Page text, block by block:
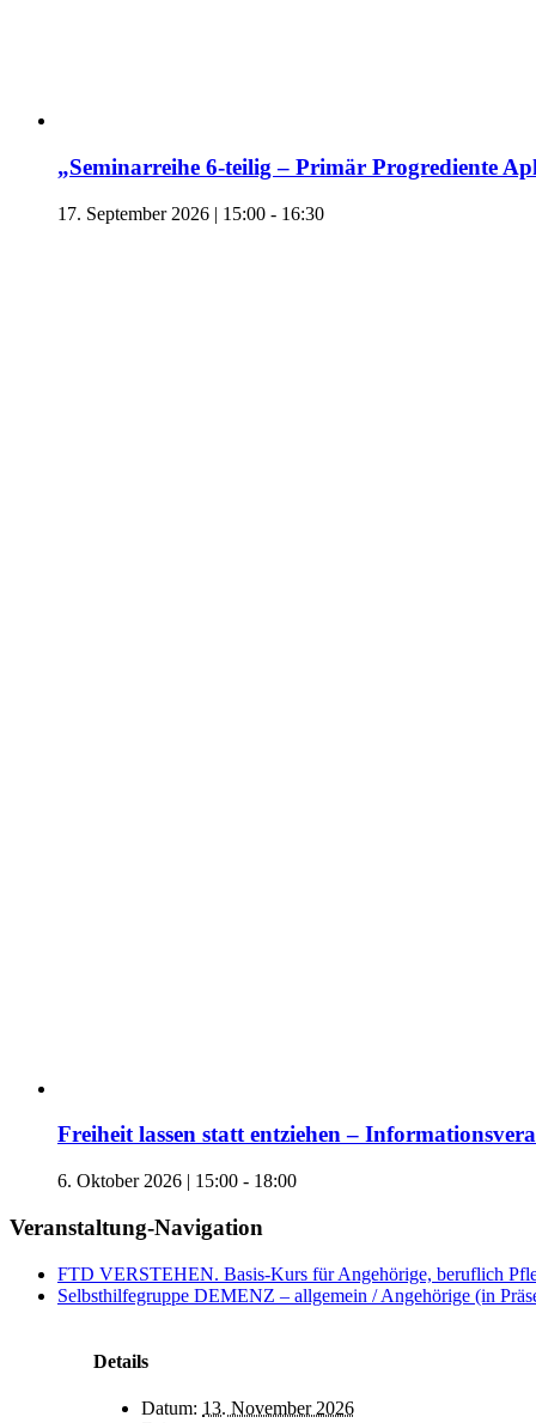
„Seminarreihe 6-teilig – Primär Progrediente
17. September 2026 | 15:00 - 16:30
Freiheit lassen statt entziehen –
6. Oktober 2026 | 15:00 - 18:00
Veranstaltung-Navigation
FTD VERSTEHEN. Basis-Kurs für Angehörige, beruflich
Selbsthilfegruppe DEMENZ – allgemein / Angehörige (in
Details
Datum: 13. November 2026